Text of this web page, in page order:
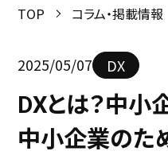
TOP コラム・掲載情報
2025/05/07 DX
DXとは？中小
中小企業のた